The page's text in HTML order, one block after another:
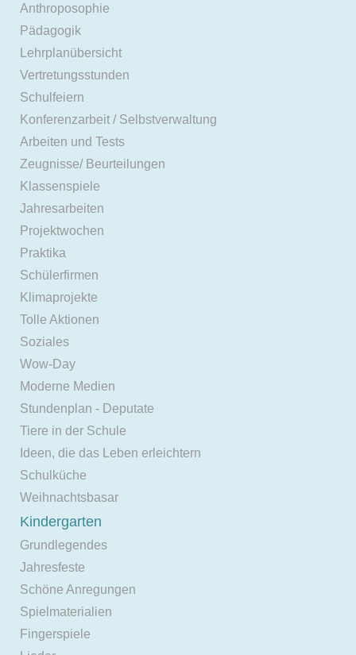
Anthroposophie
Pädagogik
Lehrplanübersicht
Vertretungsstunden
Schulfeiern
Konferenzarbeit / Selbstverwaltung
Arbeiten und Tests
Zeugnisse/ Beurteilungen
Klassenspiele
Jahresarbeiten
Projektwochen
Praktika
Schülerfirmen
Klimaprojekte
Tolle Aktionen
Soziales
Wow-Day
Moderne Medien
Stundenplan - Deputate
Tiere in der Schule
Ideen, die das Leben erleichtern
Schulküche
Weihnachtsbasar
Kindergarten
Grundlegendes
Jahresfeste
Schöne Anregungen
Spielmaterialien
Fingerspiele